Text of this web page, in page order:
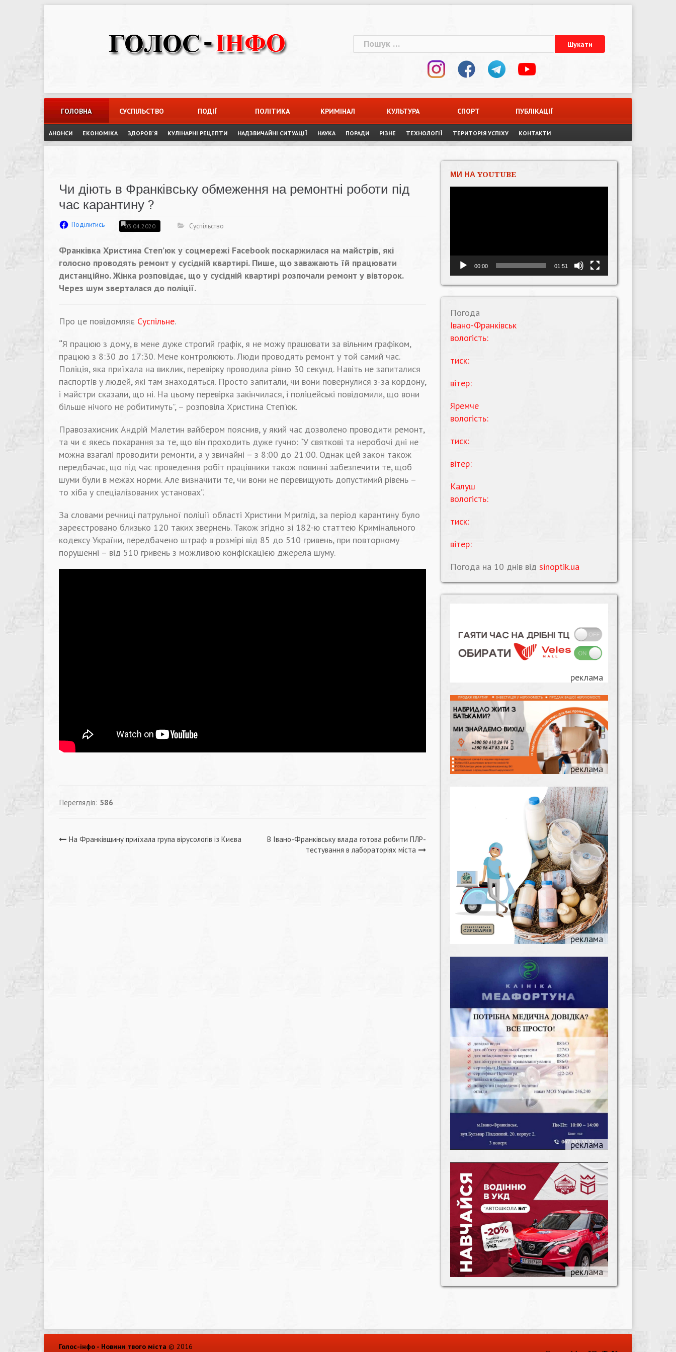
Пошук:
ГОЛОВНА СУСПІЛЬСТВО ПОДІЇ ПОЛІТИКА КРИМІНАЛ КУЛЬТУРА СПОРТ ПУБЛІКАЦІЇ
АНОНСИ ЕКОНОМІКА ЗДОРОВ`Я КУЛІНАРНІ РЕЦЕПТИ НАДЗВИЧАЙНІ СИТУАЦІЇ НАУКА ПОРАДИ РІЗНЕ ТЕХНОЛОГІЇ ТЕРИТОРІЯ УСПІХУ КОНТАКТИ
Чи діють в Франківську обмеження на ремонтні роботи під
час карантину ?
Поділитись 03.04.2020 Суспільство
Франківка Христина Степ’юк у соцмережі Facebook поскаржилася на майстрів, які
голосно проводять ремонт у сусідній квартирі. Пише, що заважають їй працювати
дистанційно. Жінка розповідає, що у сусідній квартирі розпочали ремонт у вівторок.
Через шум зверталася до поліції.
Про це повідомляє Суспільне.
“Я працюю з дому, в мене дуже строгий графік, я не можу працювати за вільним графіком,
працюю з 8:30 до 17:30. Мене контролюють. Люди проводять ремонт у той самий час.
Поліція, яка приїхала на виклик, перевірку проводила рівно 30 секунд. Навіть не запиталися
паспортів у людей, які там знаходяться. Просто запитали, чи вони повернулися з-за кордону,
і майстри сказали, що ні. На цьому перевірка закінчилася, і поліцейські повідомили, що вони
більше нічого не робитимуть”, – розповіла Христина Степ’юк.
Правозахисник Андрій Малетин вайбером пояснив, у який час дозволено проводити ремонт,
та чи є якесь покарання за те, що він проходить дуже гучно: “У святкові та неробочі дні не
можна взагалі проводити ремонти, а у звичайні – з 8:00 до 21:00. Однак цей закон також
передбачає, що під час проведення робіт працівники також повинні забезпечити те, щоб
шуми були в межах норми. Але визначити те, чи вони не перевищують допустимий рівень –
то хіба у спеціалізованих установах”.
За словами речниці патрульної поліції області Христини Мриглід, за період карантину було
зареєстровано близько 120 таких звернень. Також згідно зі 182-ю статтею Кримінального
кодексу України, передбачено штраф в розмірі від 85 до 510 гривень, при повторному
порушенні – від 510 гривень з можливою конфіскацією джерела шуму.
Переглядів: 586
Навігація
На Франківщину приїхала група вірусологів із Києва
В Івано-Франківську влада готова робити ПЛР-
тестування в лабораторіях міста
МИ НА YOUTUBE
00:00 01:51
Погода
Івано-Франківськ
вологість:
тиск:
вітер:
Яремче
вологість:
тиск:
вітер:
Калуш
вологість:
тиск:
вітер:
Погода на 10 днів від sinoptik.ua
Голос-інфо - Новини твого міста © 2016